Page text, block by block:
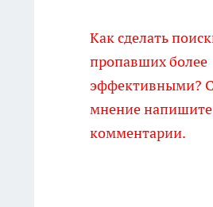
Как сделать
пропавших более
эффективными?
мнение
комментарии.